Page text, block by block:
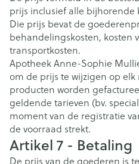
prijs inclusief alle bijhorende
Die prijs bevat de
behandelingskosten, kosten
transportkosten.
Apotheek Anne-Sophie
om de prijs te wijzigen op
producten worden
geldende tarieven (bv.
moment van de registratie
de voorraad strekt.
Artikel 7 - Betaling
De prijs van de goederen is